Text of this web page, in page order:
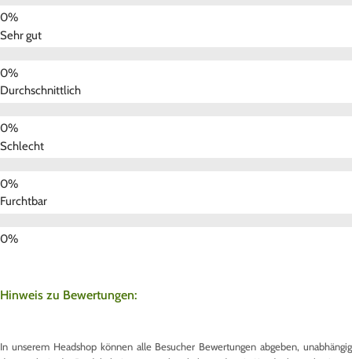
Sehr gut
Durchschnittlich
Schlecht
Furchtbar
Hinweis zu Bewertungen:
In unserem Headshop können alle Besucher Bewertungen abgeben, unabhängig